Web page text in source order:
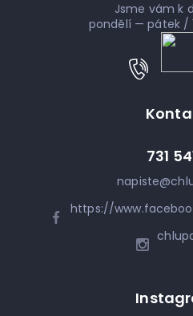
Jsme vám k
pondělí — pátek /
napiste@
731
https://